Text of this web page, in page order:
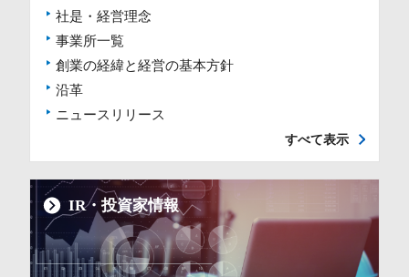
社是・経営理念
事業所一覧
創業の経緯と経営の基本方針
沿革
ニュースリリース
すべて表示
IR・投資家情報